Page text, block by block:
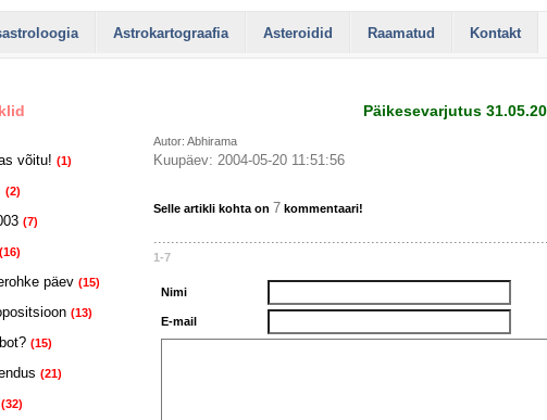
Astrokartograafia Asteroidid Raamatud Kontakt
võitu! (1)
(2)
(7)
(16)
päev (15)
(13)
(15)
(21)
(32)
Päikesevarjutus
Autor: Abhirama
Kuupäev: 2004-05-20 11:51:56
Selle artikli kohta on 7 kommentaari!
1-7
Nimi
E-mail